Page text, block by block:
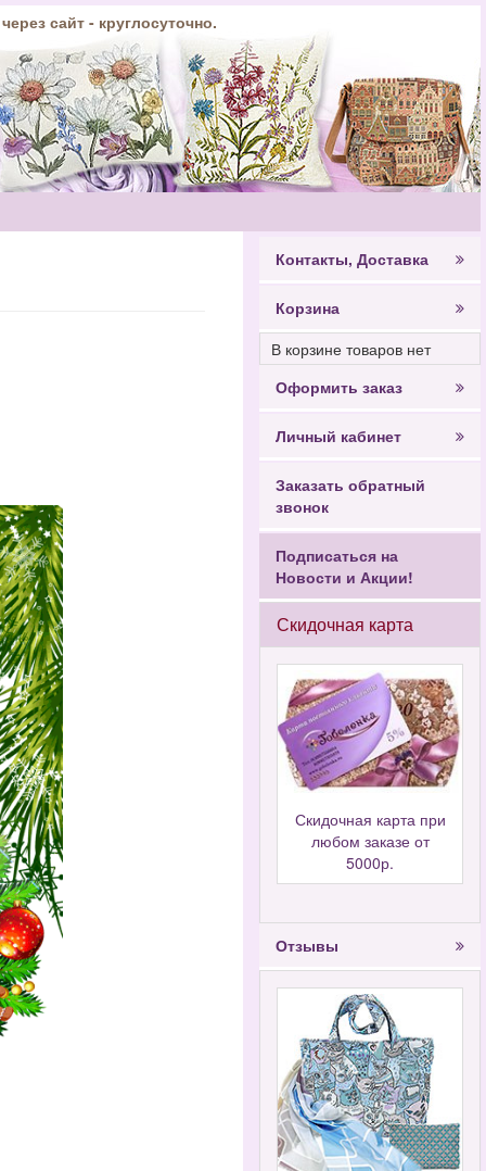
сайт - круглосуточно.
Контакты, Доставка
Корзина
В корзине товаров нет
Оформить заказ
Личный кабинет
Заказать обратный
звонок
Подписаться на
Новости и Акции!
Скидочная карта
Скидочная карта при
любом заказе от
5000р.
Отзывы